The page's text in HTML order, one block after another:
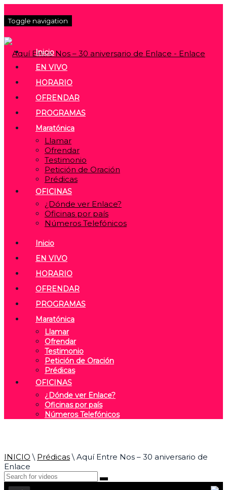
Toggle navigation
Inicio
EN VIVO
HORARIO
OFRENDAR
PROGRAMAS
Maratónica
Llamar
Ofrendar
Testimonio
Petición de Oración
Prédicas
OFICINAS
¿Dónde ver Enlace?
Oficinas por país
Números Telefónicos
Inicio
EN VIVO
HORARIO
OFRENDAR
PROGRAMAS
Maratónica
Llamar
Ofrendar
Testimonio
Petición de Oración
Prédicas
OFICINAS
¿Dónde ver Enlace?
Oficinas por país
Números Telefónicos
INICIO \ Prédicas\ Aquí Entre Nos – 30 aniversario de
Enlace